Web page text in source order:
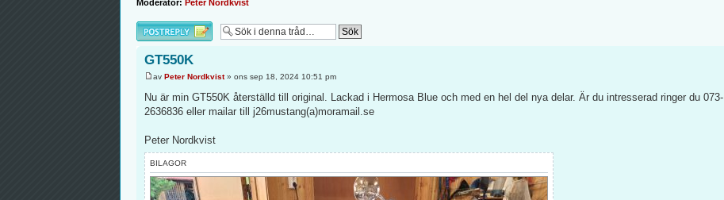
Moderator: Peter Nordkvist
Besvara
GT550K
av Peter Nordkvist» ons sep 18, 2024 10:51 pm
Nu är min GT550K återställd till original. Lackad i Hermosa Blue och med en hel del nya delar. Är du intresserad ringer du 073-
2636836 eller mailar till j26mustang(a)moramail.se
Peter Nordkvist
BILAGOR